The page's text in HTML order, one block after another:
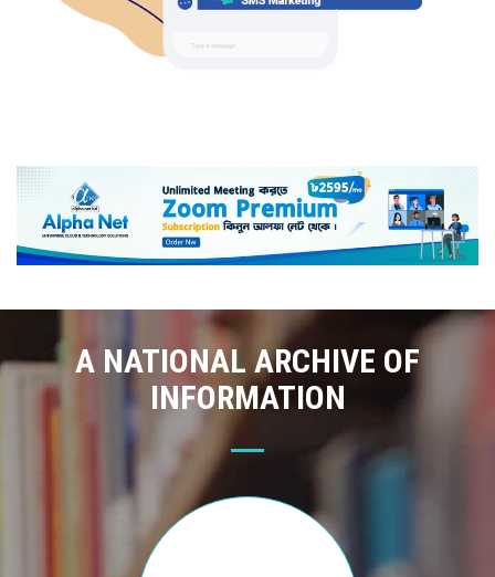
A NATIONAL ARCHIVE OF
INFORMATION